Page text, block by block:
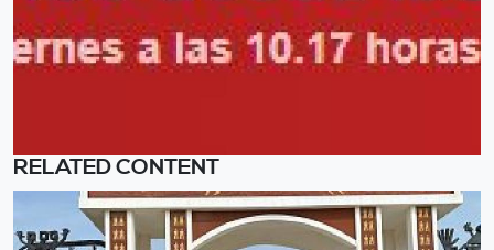
RELATED CONTENT